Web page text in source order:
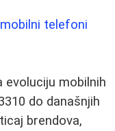
telefoni
evoluciju mobilnih
do današnjih
brendova,